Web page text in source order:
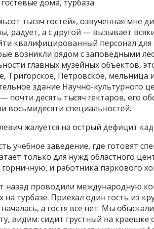
дома, турбаза
тысяч гостей», озвученная мне
радует, а с другой — вызывает
квалифицированный персонал
возникли рядом с заповедными
главных музейных объектов,
Тригорское, Петровское, мельница
здание Научно-культурного
почти десять тысяч гектаров, его
восьмидесяти специальностей.
жалуется на острый дефицит
учебное заведение, где готовят
только для нужд областного
горничную, и работника паркового
назад проводили международную
на турбазе. Приехал один гость из
а гостя все нет. Мы
видим: сидит грустный на краешке